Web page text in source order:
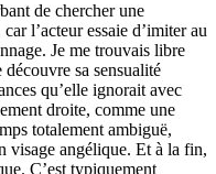
de chercher une
l’acteur essaie d’imiter au
Je me trouvais libre
sa sensualité
qu’elle ignorait avec
droite, comme une
totalement ambiguë,
visage angélique. Et à la fin,
C’est typiquement